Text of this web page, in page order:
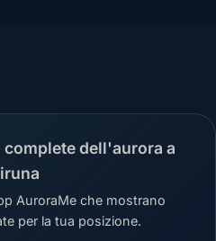
dell'aurora a
AuroraMe che mostrano
per la tua posizione.